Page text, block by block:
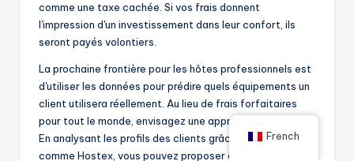
comme une taxe cachée. Si vos frais donnent
l'impression d'un investissement dans leur confort, ils
seront payés volontiers.
La prochaine frontière pour les hôtes professionnels est
d'utiliser les données pour prédire quels équipements un
client utilisera réellement. Au lieu de frais forfaitaires
pour tout le monde, envisagez une approche par paliers.
En analysant les profils des clients grâce à des outils
comme Hostex, vous pouvez proposer des forfaits
French